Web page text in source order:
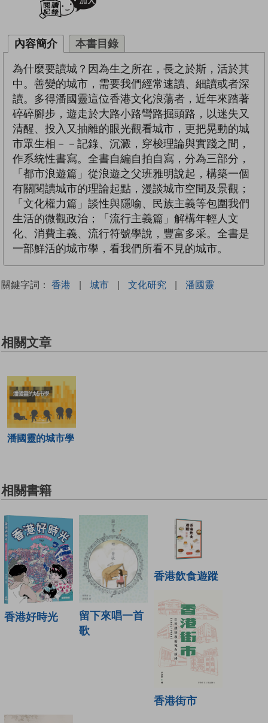
內容簡介 本書目錄
為什麼要讀城？因為生之所在，長之於斯，活於其
中。善變的城市，需要我們經常速讀、細讀或者深
讀。多得潘國靈這位香港文化浪蕩者，近年來踏著
碎碎腳步，遊走於大路小路彎路掘頭路，以迷失又
清醒、投入又抽離的眼光觀看城市，更把晃動的城
市眾生相－－記錄、沉澱，穿梭理論與實踐之間，
作系統性書寫。全書自編自拍自寫，分為三部分，
「都市浪遊篇」從浪遊之父班雅明說起，構築一個
有關閱讀城市的理論起點，漫談城市空間及景觀；
「文化權力篇」談性與隱喻、民族主義等包圍我們
生活的微觀政治；「流行主義篇」解構年輕人文
化、消費主義、流行符號學說，豐富多采。全書是
一部鮮活的城市學，看我們所看不見的城市。
關鍵字詞： 香港 | 城市 | 文化研究 | 潘國靈
相關文章
潘國靈的城市學
相關書籍
香港好時光
留下來唱一首
歌
香港飲食遊蹤
香港街市